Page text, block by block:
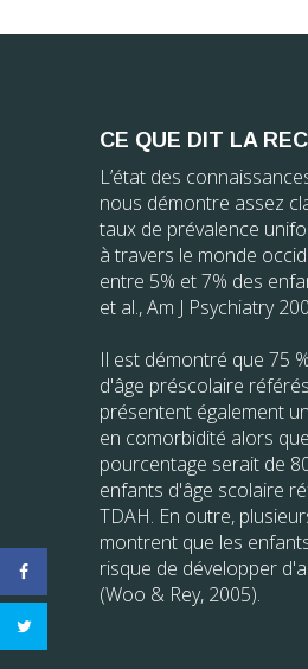
CE QUE DIT LA
L’état des
nous démontre assez
taux de prévalence
à travers le monde
entre 5% et 7% des
et al., Am J Psychiatry
Il est démontré que 75
d'âge préscolaire
présentent également
en comorbidité alors
pourcentage serait de
enfants d'âge scolaire
TDAH. En outre,
montrent que les
risque de développer
(Woo & Rey, 2005).